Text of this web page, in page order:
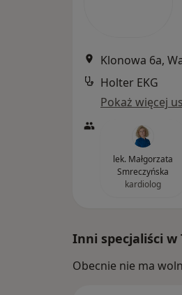
Klonowa 6a,
Holter EKG
Pokaż więcej
lek. Małgorzata
Smreczyńska
kardiolog
Inni specjaliści w
Obecnie nie ma